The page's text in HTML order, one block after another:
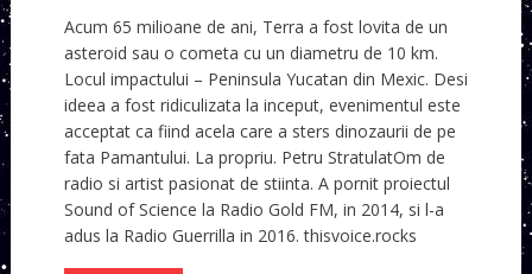
Acum 65 milioane de ani, Terra a fost lovita de un
asteroid sau o cometa cu un diametru de 10 km.
Locul impactului – Peninsula Yucatan din Mexic. Desi
ideea a fost ridiculizata la inceput, evenimentul este
acceptat ca fiind acela care a sters dinozaurii de pe
fata Pamantului. La propriu. Petru StratulatOm de
radio si artist pasionat de stiinta. A pornit proiectul
Sound of Science la Radio Gold FM, in 2014, si l-a
adus la Radio Guerrilla in 2016. thisvoice.rocks